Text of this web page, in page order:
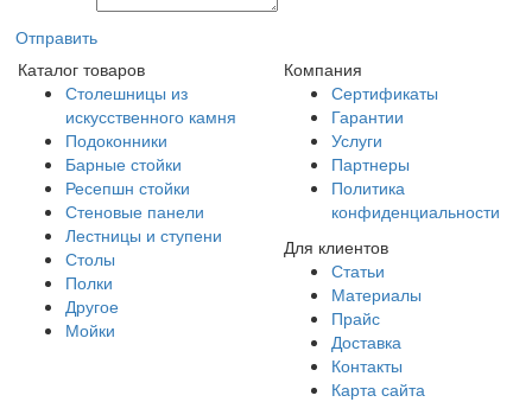
Отправить
Каталог товаров
Столешницы из
искусственного камня
Подоконники
Барные стойки
Ресепшн стойки
Стеновые панели
Лестницы и ступени
Столы
Полки
Другое
Мойки
Компания
Сертификаты
Гарантии
Услуги
Партнеры
Политика
конфиденциальности
Для клиентов
Статьи
Материалы
Прайс
Доставка
Контакты
Карта сайта